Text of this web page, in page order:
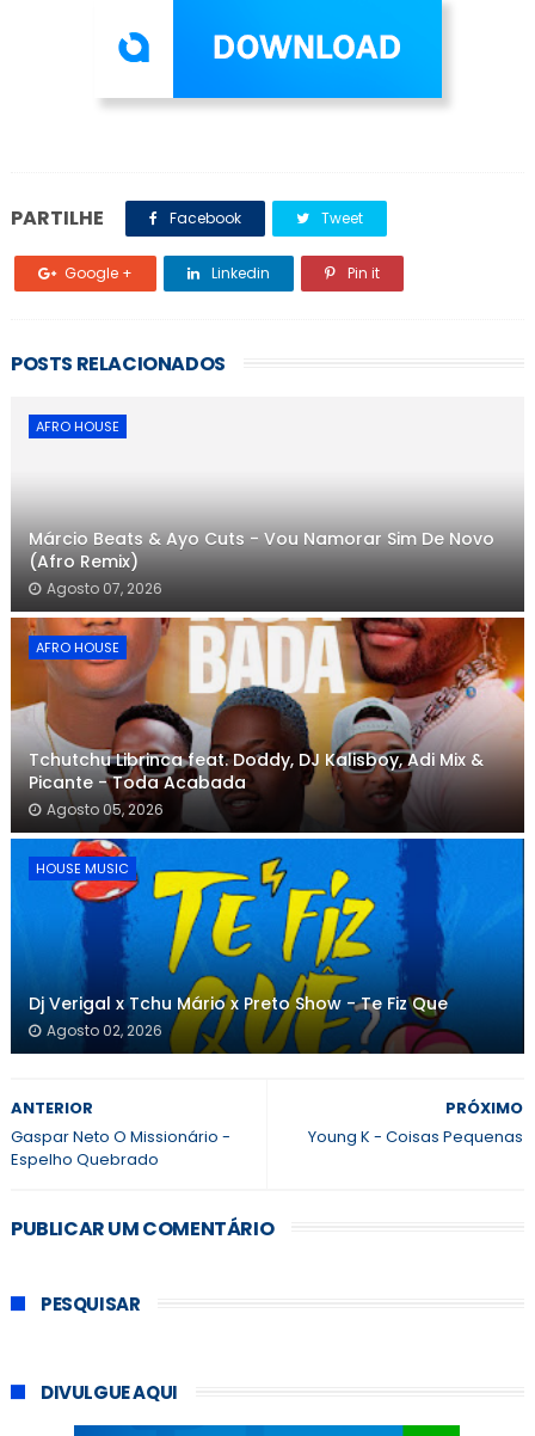
PARTILHE Facebook Tweet
Google + Linkedin Pin it
POSTS RELACIONADOS
AFRO HOUSE
Márcio Beats & Ayo Cuts - Vou Namorar Sim De Novo
(Afro Remix)
Agosto 07, 2026
AFRO HOUSE
Tchutchu Librinca feat. Doddy, DJ Kalisboy, Adi Mix &
Picante - Toda Acabada
Agosto 05, 2026
HOUSE MUSIC
Dj Verigal x Tchu Mário x Preto Show - Te Fiz Que
Agosto 02, 2026
PRÓXIMO
Young K - Coisas Pequenas
ANTERIOR
Gaspar Neto O Missionário -
Espelho Quebrado
PUBLICAR UM COMENTÁRIO
PESQUISAR
DIVULGUE AQUI